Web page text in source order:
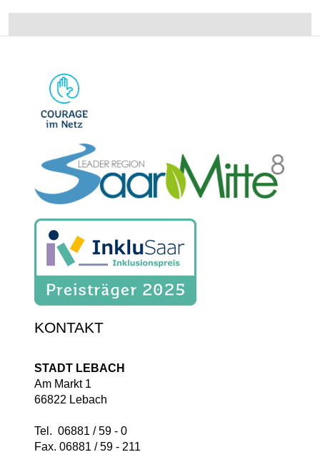
KONTAKT
STADT LEBACH
Am Markt 1
66822 Lebach
Tel. 06881 / 59 - 0
Fax. 06881 / 59 - 211